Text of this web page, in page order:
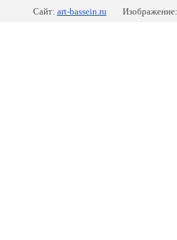
Сайт: art-bassein.ru